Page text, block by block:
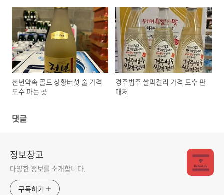
천년약속 골드 상황버섯 술 가격
도수 파는 곳
경주법주 쌀막걸리 가격 도수 판
매처
댓글
정보창고
다양한 정보를 소개합니다.
구독하기